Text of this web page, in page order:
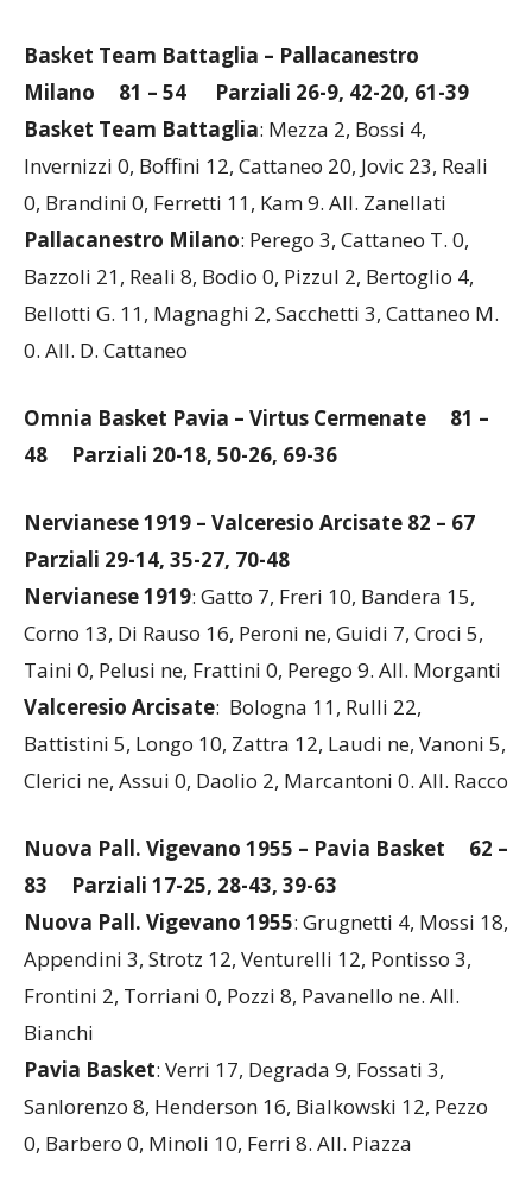
Basket Team Battaglia – Pallacanestro
Milano
81 – 54 Parziali 26-9, 42-20, 61-39
Basket Team Battaglia: Mezza 2, Bossi 4,
Invernizzi 0, Boffini 12, Cattaneo 20, Jovic 23, Reali
0, Brandini 0, Ferretti 11, Kam 9. All. Zanellati
Pallacanestro Milano: Perego 3, Cattaneo T. 0,
Bazzoli 21, Reali 8, Bodio 0, Pizzul 2, Bertoglio 4,
Bellotti G. 11, Magnaghi 2, Sacchetti 3, Cattaneo M.
0. All. D. Cattaneo
Omnia Basket Pavia – Virtus Cermenate
81 –
48 Parziali 20-18, 50-26, 69-36
Nervianese 1919 – Valceresio Arcisate 82 – 67
Parziali 29-14, 35-27, 70-48
Nervianese 1919: Gatto 7, Freri 10, Bandera 15,
Corno 13, Di Rauso 16, Peroni ne, Guidi 7, Croci 5,
Taini 0, Pelusi ne, Frattini 0, Perego 9. All. Morganti
Valceresio Arcisate: Bologna 11, Rulli 22,
Battistini 5, Longo 10, Zattra 12, Laudi ne, Vanoni 5,
Clerici ne, Assui 0, Daolio 2, Marcantoni 0. All. Racco
Nuova Pall. Vigevano 1955 – Pavia Basket 62 –
83 Parziali 17-25, 28-43, 39-63
Nuova Pall. Vigevano 1955: Grugnetti 4, Mossi 18,
Appendini 3, Strotz 12, Venturelli 12, Pontisso 3,
Frontini 2, Torriani 0, Pozzi 8, Pavanello ne. All.
Bianchi
Pavia Basket: Verri 17, Degrada 9, Fossati 3,
Sanlorenzo 8, Henderson 16, Bialkowski 12, Pezzo
0, Barbero 0, Minoli 10, Ferri 8. All. Piazza